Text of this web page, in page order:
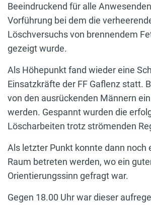
Beeindruckend für alle
Vorführung bei dem die
Löschversuchs von brennendem
gezeigt wurde.
Als Höhepunkt fand wieder eine
Einsatzkräfte der FF Gaflenz statt.
von den ausrückenden Männern
werden. Gespannt wurden die
Löscharbeiten trotz strömenden
Als letzter Punkt konnte dann noch
Raum betreten werden, wo ein
Orientierungssinn gefragt war.
Gegen 18.00 Uhr war dieser